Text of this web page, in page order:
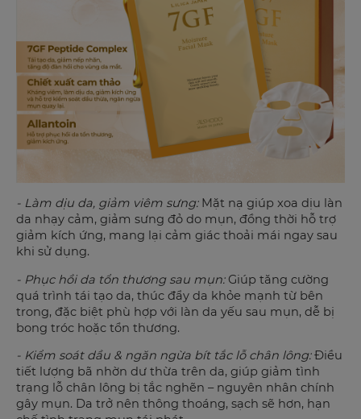
- Làm dịu da, giảm viêm sưng:Mặt nạ giúp xoa dịu làn
da nhạy cảm, giảm sưng đỏ do mụn, đồng thời hỗ trợ
giảm kích ứng, mang lại cảm giác thoải mái ngay sau
khi sử dụng.
- Phục hồi da tổn thương sau mụn:Giúp tăng cường
quá trình tái tạo da, thúc đẩy da khỏe mạnh từ bên
trong, đặc biệt phù hợp với làn da yếu sau mụn, dễ bị
bong tróc hoặc tổn thương.
- Kiểm soát dầu & ngăn ngừa bít tắc lỗ chân lông:Điều
tiết lượng bã nhờn dư thừa trên da, giúp giảm tình
trạng lỗ chân lông bị tắc nghẽn – nguyên nhân chính
gây mụn. Da trở nên thông thoáng, sạch sẽ hơn, hạn